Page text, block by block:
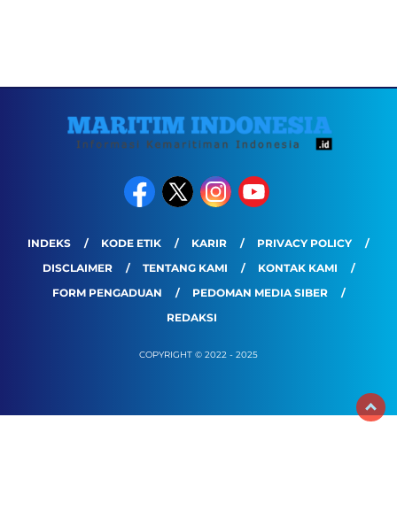
INDEKS KODE ETIK KARIR
PRIVACY POLICY
DISCLAIMER
TENTANG KAMI
KONTAK KAMI
FORM PENGADUAN
PEDOMAN MEDIA SIBER
REDAKSI
COPYRIGHT © 2022 - 2025